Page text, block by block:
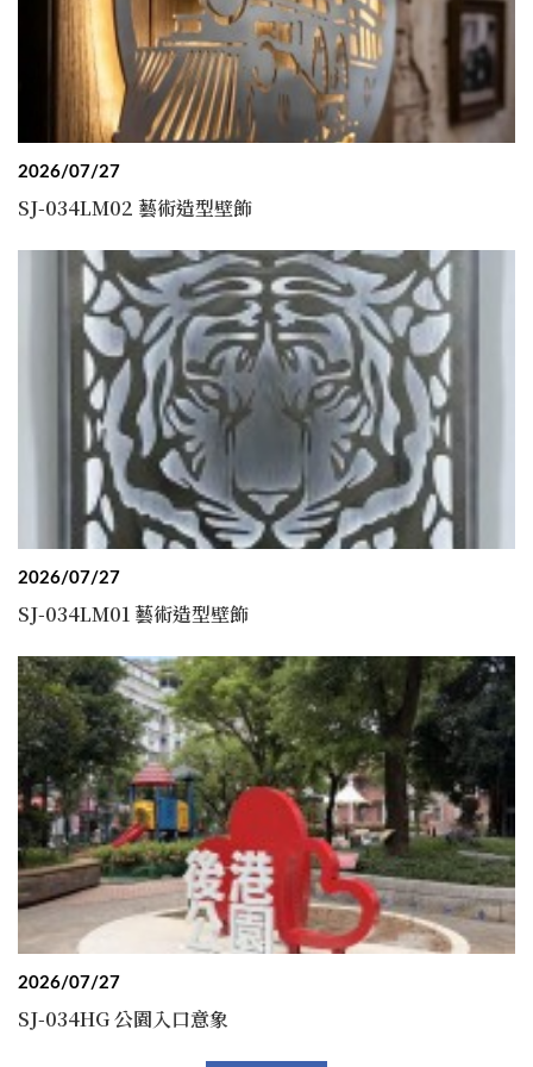
2026/07/27
SJ-034LM02 藝術造型壁飾
2026/07/27
SJ-034LM01 藝術造型壁飾
2026/07/27
SJ-034HG 公園入口意象